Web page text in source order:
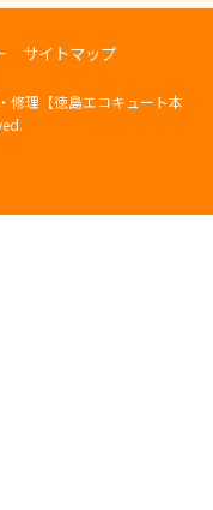
サイトマップ
修理【徳島エコキュート本